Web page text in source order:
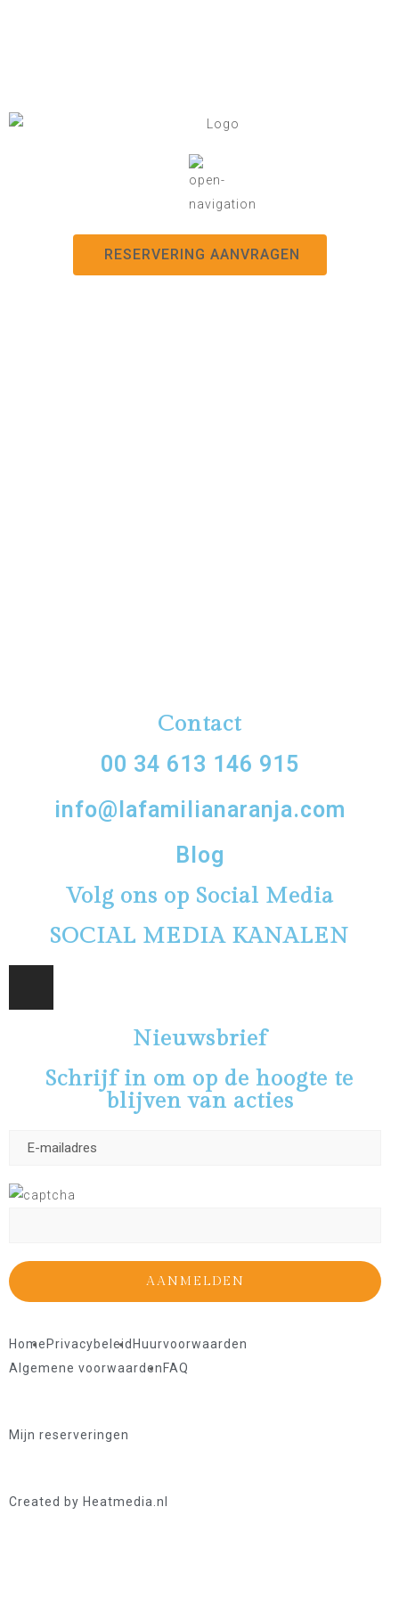
RESERVERING AANVRAGEN
Contact
00 34 613 146 915
info@lafamilianaranja.com
Blog
Volg ons op Social Media
SOCIAL MEDIA KANALEN
Nieuwsbrief
Schrijf in om op de hoogte te
blijven van acties
Home Privacybeleid Huurvoorwaarden
Algemene voorwaarden FAQ
Mijn reserveringen
Created by Heatmedia.nl